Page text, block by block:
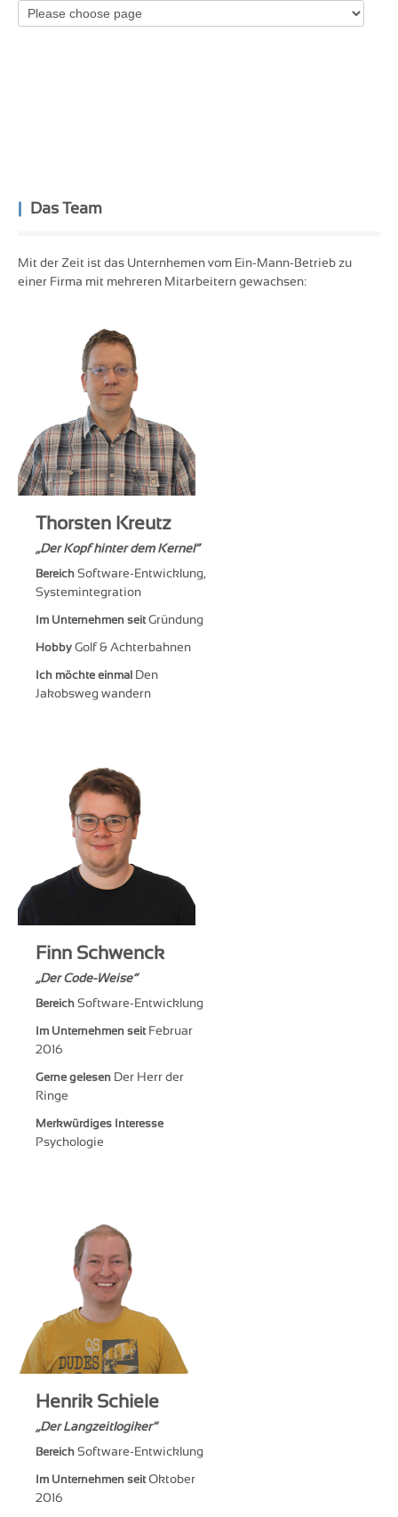
Das Team
Mit der Zeit ist das Unternhemen vom Ein-Mann-Betrieb zu
einer Firma mit mehreren Mitarbeitern gewachsen:
Thorsten Kreutz
Der Kopf hinter dem Kernel
Bereich Software-Entwicklung,
Systemintegration
Im Unternehmen seitGründung
Hobby Golf & Achterbahnen
Ich möchte einmal Den
Jakobsweg wandern
Finn Schwenck
Der Code-Weise
Bereich Software-Entwicklung
Im Unternehmen seitFebruar
2016
Gerne gelesen Der Herr der
Ringe
Merkwürdiges Interesse
Psychologie
Henrik Schiele
Der Langzeitlogiker
Bereich Software-Entwicklung
Im Unternehmen seitOktober
2016